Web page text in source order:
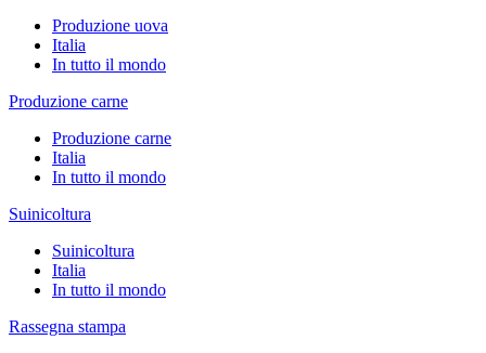
Produzione uova
Italia
In tutto il mondo
Produzione carne
Produzione carne
Italia
In tutto il mondo
Suinicoltura
Suinicoltura
Italia
In tutto il mondo
Rassegna stampa